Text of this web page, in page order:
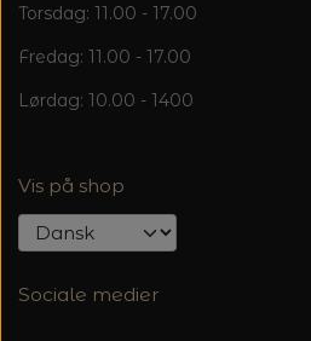
Torsdag: 11.00 - 17.00
Fredag: 11.00 - 17.00
Lørdag: 10.00 - 1400
Vis på shop
Sociale medier